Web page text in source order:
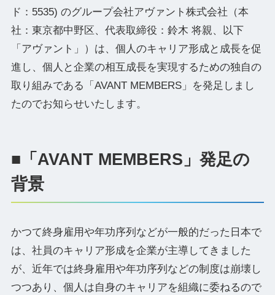
ド：5535) のグループ会社アヴァント株式会社（本
社：東京都中野区、代表取締役：鈴木 将親、以下
「アヴァント」）は、個人のキャリア形成と成長を促
進し、個人と企業の相互成長を実現するための独自の
取り組みである「AVANT MEMBERS」を発足しまし
たのでお知らせいたします。
■「AVANT MEMBERS」発足の
背景
かつて終身雇用や年功序列などが一般的だった日本で
は、社員のキャリア形成を企業が主導してきました
が、近年では終身雇用や年功序列などの制度は崩壊し
つつあり、個人は自身のキャリアを組織に委ねるので